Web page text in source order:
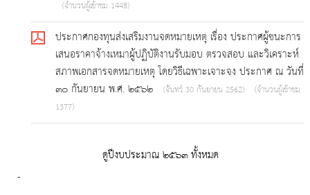
(จำนวนผู้เข้าชม 1448)
ประกาศกองทุนส่งเสริมงานจดหมายเหตุ เรื่อง ประกาศผู้ชนะการ
เสนอราคาจ้างเหมาผู้ปฏิบัติงานรับมอบ ตรวจสอบ และวิเคราะห์
สภาพเอกสารจดหมายเหตุ โดยวิธีเฉพาะเจาะจง ประกาศ ณ วันที่
๓๐ กันยายน พ.ศ. ๒๕๖๒
(จันทร์ 30 กันยายน 2562)
(จำนวนผู้เข้าชม
1377)
ดูปีงบประมาณ ๒๕๖๓ ทั้งหมด
-